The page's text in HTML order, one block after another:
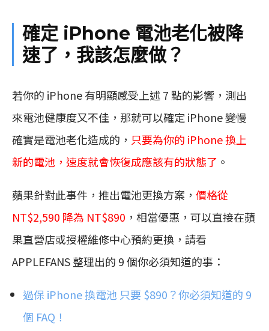
確定 iPhone 電池老化被降
速了，我該怎麼做？
若你的 iPhone 有明顯感受上述 7 點的影響，測出
來電池健康度又不佳，那就可以確定 iPhone 變慢
確實是電池老化造成的， 只要為你的 iPhone 換上
新的電池，速度就會恢復成應該有的狀態了 。
蘋果針對此事件，推出電池更換方案， 價格從
NT$2,590 降為 NT$890 ，相當優惠，可以直接在蘋
果直營店或授權維修中心預約更換，請看
APPLEFANS 整理出的 9 個你必須知道的事：
過保 iPhone 換電池 只要 $890？你必須知道的 9
個 FAQ！